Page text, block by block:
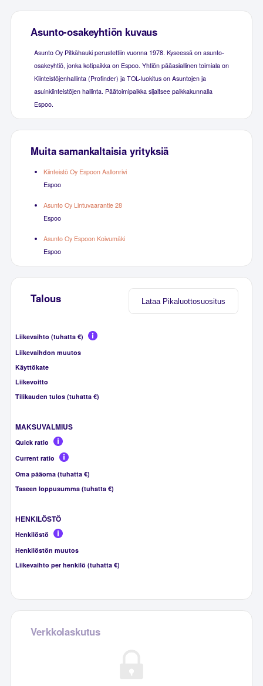
Asunto-osakeyhtiön kuvaus
Asunto Oy Pitkähauki perustettiin vuonna 1978. Kyseessä on asunto-
osakeyhtiö, jonka kotipaikka on Espoo. Yhtiön pääasiallinen toimiala on
Kiinteistöjenhallinta (Profinder) ja TOL-luokitus on Asuntojen ja
asuinkiinteistöjen hallinta. Päätoimipaikka sijaitsee paikkakunnalla
Espoo.
Muita samankaltaisia yrityksiä
Kiinteistö Oy Espoon Aallonrivi
Espoo
Asunto Oy Lintuvaarantie 28
Espoo
Asunto Oy Espoon Koivumäki
Espoo
Lataa Pikaluottosuositus
Talous
Liikevaihto (tuhatta €)
Liikevaihdon muutos
Käyttökate
Liikevoitto
Tilikauden tulos (tuhatta €)
MAKSUVALMIUS
Quick ratio
Current ratio
Oma pääoma (tuhatta €)
Taseen loppusumma (tuhatta €)
HENKILÖSTÖ
Henkilöstö
Henkilöstön muutos
Liikevaihto per henkilö (tuhatta €)
Verkkolaskutus